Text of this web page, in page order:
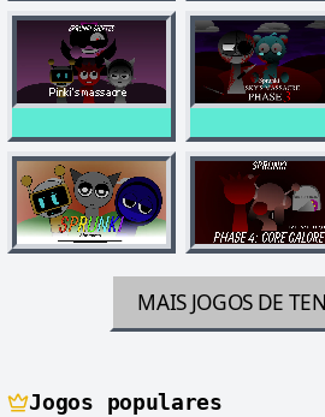
MAIS JOGOS DE
Jogos populares